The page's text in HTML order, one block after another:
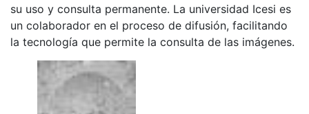
su uso y consulta permanente. La universidad Icesi es
un colaborador en el proceso de difusión, facilitando
la tecnología que permite la consulta de las imágenes.